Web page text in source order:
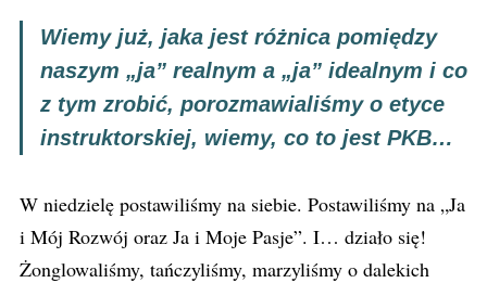
Wiemy już, jaka jest różnica pomiędzy
naszym „ja” realnym a „ja” idealnym i co
z tym zrobić, porozmawialiśmy o etyce
instruktorskiej, wiemy, co to jest PKB…
W niedzielę postawiliśmy na siebie. Postawiliśmy na „Ja
i Mój Rozwój oraz Ja i Moje Pasje”. I… działo się!
Żonglowaliśmy, tańczyliśmy, marzyliśmy o dalekich